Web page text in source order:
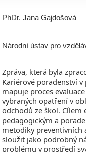
PhDr. Jana Gajdošová
Národní ústav pro
Zpráva, která byla
Kariérové poradenství
mapuje proces
vybraných opatření v
odchodů ze škol. Cílem
pedagogickým a
metodiky
sloužit jako podrobný
problému v prostředí